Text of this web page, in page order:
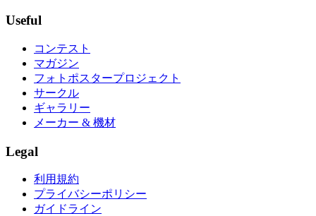
Useful
コンテスト
マガジン
フォトポスタープロジェクト
サークル
ギャラリー
メーカー & 機材
Legal
利用規約
プライバシーポリシー
ガイドライン